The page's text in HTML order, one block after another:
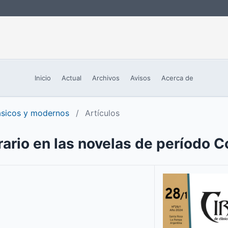
Inicio Actual Archivos Avisos Acerca de
y modernos / Artículos
en las novelas de período